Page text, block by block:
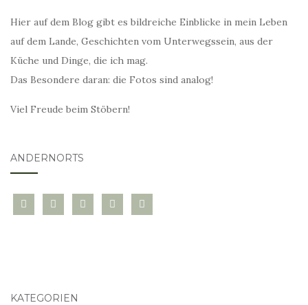
Hier auf dem Blog gibt es bildreiche Einblicke in mein Leben
auf dem Lande, Geschichten vom Unterwegssein, aus der
Küche und Dinge, die ich mag.
Das Besondere daran: die Fotos sind analog!
Viel Freude beim Stöbern!
ANDERNORTS
bloglovininstagramtwitter pinterest
mail
KATEGORIEN